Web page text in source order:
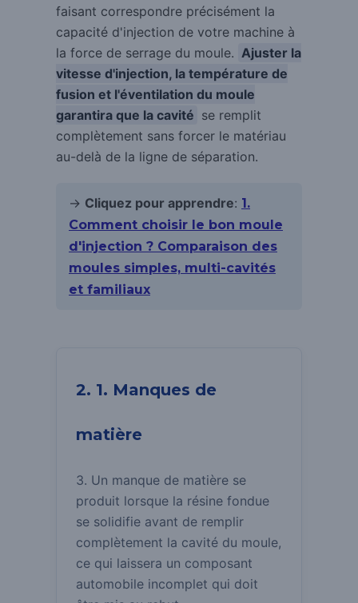
faisant correspondre précisément la
capacité d'injection de votre machine à
la force de serrage du moule. Ajuster la
vitesse d'injection, la température de
fusion et l'éventilation du moule
garantira que la cavité se remplit
complètement sans forcer le matériau
au-delà de la ligne de séparation.
→ Cliquez pour apprendre: 1.
Comment choisir le bon moule
d'injection ? Comparaison des
moules simples, multi-cavités
et familiaux
2. 1. Manques de
matière
3. Un manque de matière se
produit lorsque la résine fondue
se solidifie avant de remplir
complètement la cavité du moule,
ce qui laissera un composant
automobile incomplet qui doit